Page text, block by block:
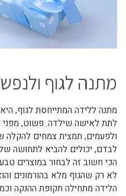
מתנה לגוף ולנפש
מתנה ללידה המתייחסת לגוף,
לתת לאישה שילדה. פשוט, מפני
ולפעמים, תמצית צמחים להקלה
לבדם, יכולים להביא לתחושה
הכי חשוב זה לבחור במוצרים
לא רק שהגוף מלא בהורמונים
הלידה מתחילה תקופת ההנקה